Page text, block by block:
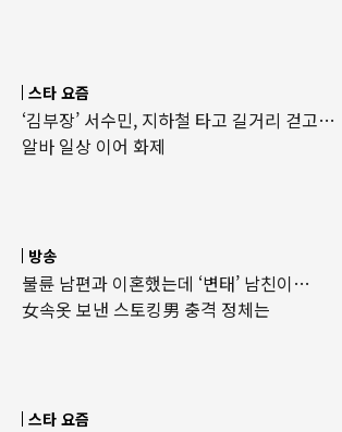
스타 요즘
‘김부장’ 서수민, 지하철 타고 길거리 걷고…
알바 일상 이어 화제
방송
불륜 남편과 이혼했는데 ‘변태’ 남친이…
女속옷 보낸 스토킹男 충격 정체는
스타 요즘